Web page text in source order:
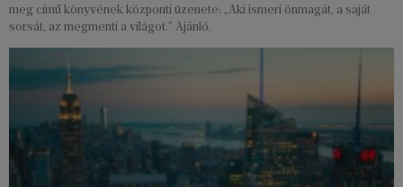
meg című könyvének központi üzenete: „Aki ismeri önmagát, a saját
sorsát, az megmenti a világot.” Ajánló.